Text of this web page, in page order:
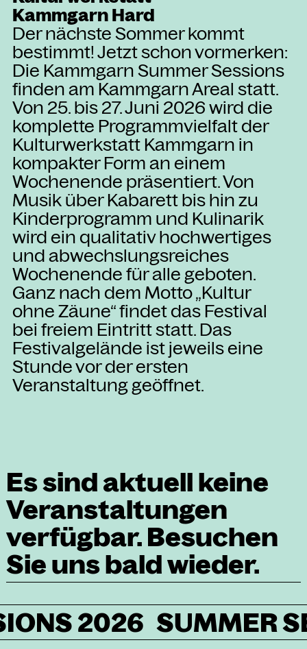
Einmal wöchentlich informieren wir
über aktuelle Events in der
Kammgarn. Jetzt anmelden und
nichts mehr verpassen.
ANMELDEN
Kammgarn Hard
Der nächste Sommer kommt
bestimmt! Jetzt schon vormerken:
Die Kammgarn Summer Sessions
finden am Kammgarn Areal statt.
Von 25. bis 27. Juni 2026 wird die
komplette Programmvielfalt der
Kulturwerkstatt Kammgarn in
kompakter Form an einem
Wochenende präsentiert. Von
Musik über Kabarett bis hin zu
Kinderprogramm und Kulinarik
wird ein qualitativ hochwertiges
und abwechslungsreiches
Wochenende für alle geboten.
Ganz nach dem Motto „Kultur
ohne Zäune“ findet das Festival
bei freiem Eintritt statt. Das
Festivalgelände ist jeweils eine
Stunde vor der ersten
Veranstaltung geöffnet.
Es sind aktuell keine
Veranstaltungen
verfügbar. Besuchen
Sie uns bald wieder.
2026